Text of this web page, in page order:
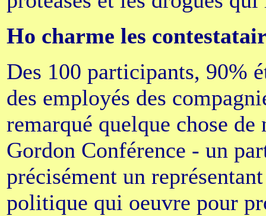
Ho charme les
Des 100 participants, 90%
des employés des
remarqué quelque chose
Gordon Conférence - un
précisément un
politique qui oeuvre pour